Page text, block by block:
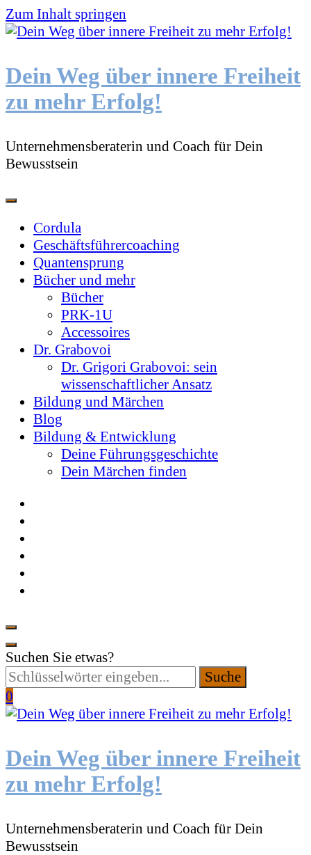
Zum Inhalt springen
Dein Weg über innere Freiheit
zu mehr Erfolg!
Unternehmensberaterin und Coach für Dein
Bewusstsein
Cordula
Geschäftsführercoaching
Quantensprung
Bücher und mehr
Bücher
PRK-1U
Accessoires
Dr. Grabovoi
Dr. Grigori Grabovoi: sein
wissenschaftlicher Ansatz
Bildung und Märchen
Blog
Bildung & Entwicklung
Deine Führungsgeschichte
Dein Märchen finden
Suchen Sie etwas?
0
Dein Weg über innere Freiheit
zu mehr Erfolg!
Unternehmensberaterin und Coach für Dein
Bewusstsein